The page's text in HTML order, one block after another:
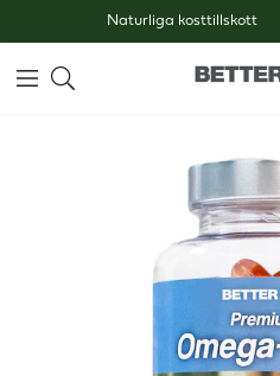
Naturliga kosttillskott